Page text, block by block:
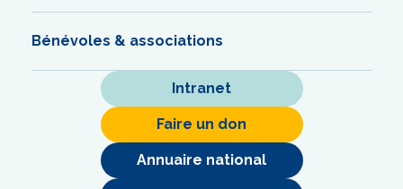
Bénévoles & associations
Intranet
Faire un don
Annuaire national